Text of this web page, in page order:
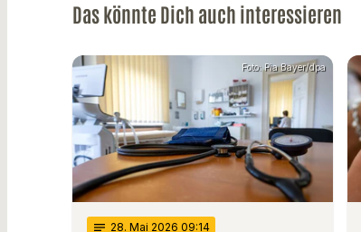
Das könnte Dich auch interessieren
Foto: Pia Bayer/dpa
notes 28. Mai 2026 09:14